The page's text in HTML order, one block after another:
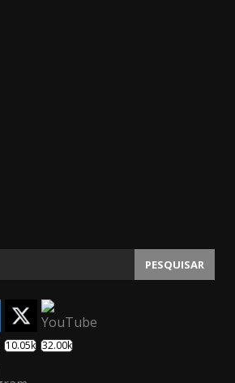
PESQUISAR
10.05k 32.00k